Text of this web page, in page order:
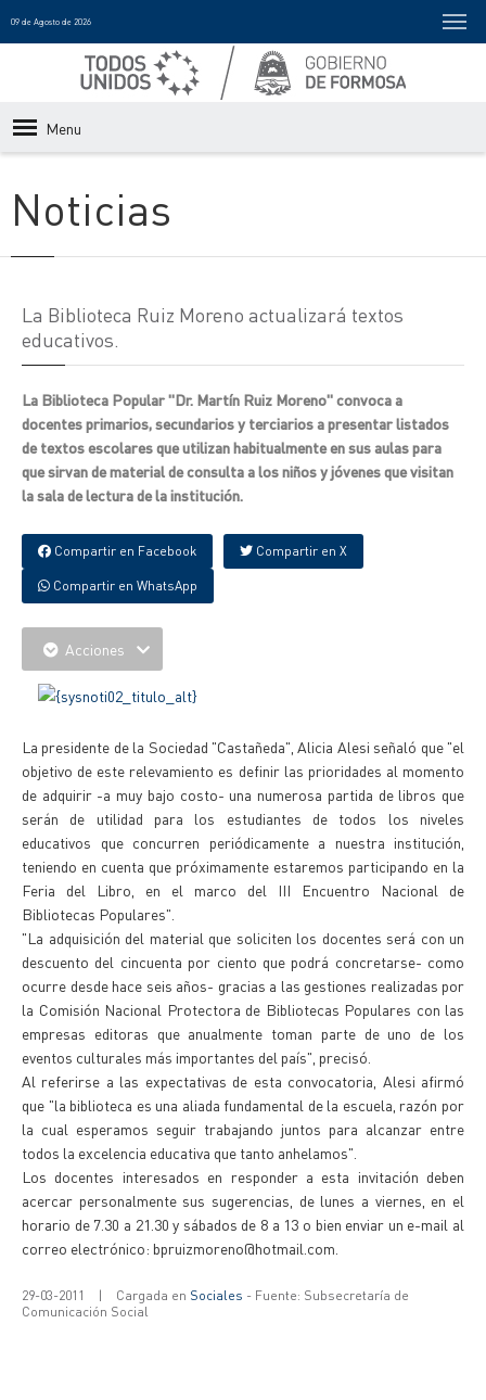
09 de Agosto de 2026
Menu
Noticias
La Biblioteca Ruiz Moreno actualizará textos
educativos.
La Biblioteca Popular "Dr. Martín Ruiz Moreno" convoca a
docentes primarios, secundarios y terciarios a presentar listados
de textos escolares que utilizan habitualmente en sus aulas para
que sirvan de material de consulta a los niños y jóvenes que visitan
la sala de lectura de la institución.
Compartir en Facebook Compartir en X
Compartir en WhatsApp
Acciones
La presidente de la Sociedad "Castañeda", Alicia Alesi señaló que "el
objetivo de este relevamiento es definir las prioridades al momento
de adquirir -a muy bajo costo- una numerosa partida de libros que
serán de utilidad para los estudiantes de todos los niveles
educativos que concurren periódicamente a nuestra institución,
teniendo en cuenta que próximamente estaremos participando en la
Feria del Libro, en el marco del III Encuentro Nacional de
Bibliotecas Populares".
"La adquisición del material que soliciten los docentes será con un
descuento del cincuenta por ciento que podrá concretarse- como
ocurre desde hace seis años- gracias a las gestiones realizadas por
la Comisión Nacional Protectora de Bibliotecas Populares con las
empresas editoras que anualmente toman parte de uno de los
eventos culturales más importantes del país", precisó.
Al referirse a las expectativas de esta convocatoria, Alesi afirmó
que "la biblioteca es una aliada fundamental de la escuela, razón por
la cual esperamos seguir trabajando juntos para alcanzar entre
todos la excelencia educativa que tanto anhelamos".
Los docentes interesados en responder a esta invitación deben
acercar personalmente sus sugerencias, de lunes a viernes, en el
horario de 7.30 a 21.30 y sábados de 8 a 13 o bien enviar un e-mail al
correo electrónico: bpruizmoreno@hotmail.com.
29-03-2011 | Cargada en Sociales - Fuente: Subsecretaría de
Comunicación Social